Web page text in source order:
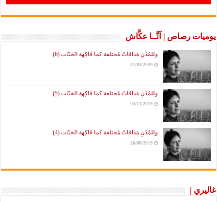
يوميات رصاص | آنَّــا عكَّاش
وللمُدُنِ مَذاقاتٌ مُختلفة كما فَاكِهة الجَنّات (6)
31/03/2020
وللمُدُنِ مَذاقاتٌ مُختلفة كما فَاكِهة الجَنّات (5)
03/11/2019
وللمُدُنِ مَذاقاتٌ مُختلفة كما فَاكِهة الجَنّات (4)
26/08/2019
غاليري |